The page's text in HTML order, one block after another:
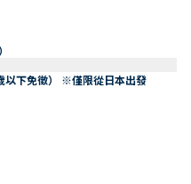
以下免徵） ※僅限從日本出發